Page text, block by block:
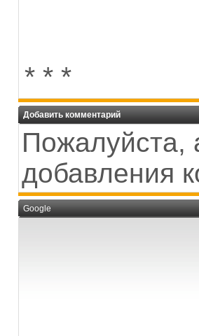
* * *
Добавить комментарий
Пожалуйста,
добавления
Google